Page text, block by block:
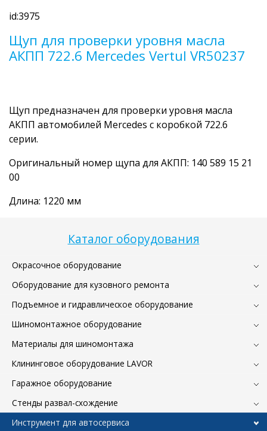
Каталог оборудования
Окрасочное оборудование
Оборудование для кузовного ремонта
Подъемное и гидравлическое оборудование
Шиномонтажное оборудование
Материалы для шиномонтажа
Клининговое оборудование LAVOR
Гаражное оборудование
Стенды развал-схождение
Инструмент для автосервиса
id:3975
Щуп для проверки уровня масла
АКПП 722.6 Mercedes Vertul VR50237
Щуп предназначен для проверки уровня масла
АКПП автомобилей Mercedes с коробкой 722.6
серии.
Оригинальный номер щупа для АКПП: 140 589 15 21
00
Длина: 1220 мм